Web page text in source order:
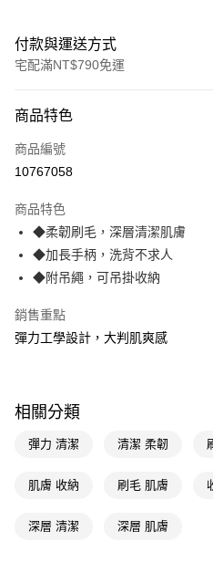
付款與運送方式
宅配滿NT$790免運
POYA支付
信用卡一次付款
Apple Pay
街口支付
Google Pay
【關於「AFTEE先享後付」】
AFTEE先享後付是「在收到商品之後才
便利好安心！
３．安心：先確認商品／服務後，再付
【「AFTEE先享後付」結帳流程】
即享券
宅配(本島)
每筆NT$100，滿NT$790(含以上)
商品特色
商品編號
10767058
商品特色
◆柔韌刷毛，深層清潔肌膚
◆加長手柄，洗背不求人
◆附吊繩，可吊掛收納
銷售重點
彈力工學設計，大判肌爽感
相關分類
彈力 清潔 清潔 柔韌
肌膚 收納 刷毛 肌膚
深層 清潔 深層 肌膚